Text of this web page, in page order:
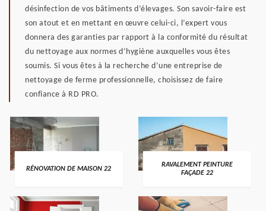
désinfection de vos bâtiments d’élevages. Son savoir-faire est
son atout et en mettant en œuvre celui-ci, l’expert vous
donnera des garanties par rapport à la conformité du résultat
du nettoyage aux normes d’hygiène auxquelles vous êtes
soumis. Si vous êtes à la recherche d’une entreprise de
nettoyage de ferme professionnelle, choisissez de faire
confiance à RD PRO.
RÉNOVATION DE MAISON 22
RAVALEMENT PEINTURE
FAÇADE 22